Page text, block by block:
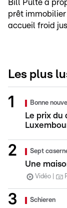
Bill Pulte a
prêt immobilier
accueil froid
Les plus
Bonne
Le prix du
Sept
Une
Vidéo
Schieren